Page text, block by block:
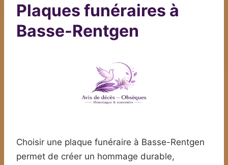
Plaques funéraires à
Basse-Rentgen
Choisir une plaque funéraire à Basse-Rentgen
permet de créer un hommage durable,